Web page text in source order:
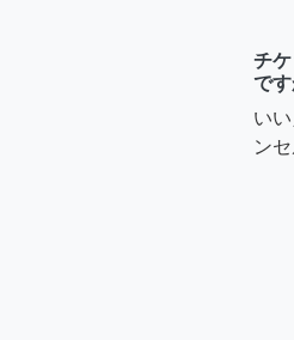
チ
です
い
ン